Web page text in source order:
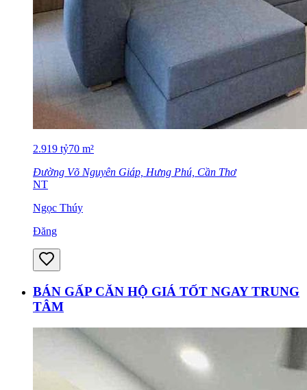
2.919 tỷ70 m²
Đường Võ Nguyên Giáp, Hưng Phú, Cần Thơ
NT
Ngọc Thúy
Đăng
BÁN GẤP CĂN HỘ GIÁ TỐT NGAY TRUNG
TÂM